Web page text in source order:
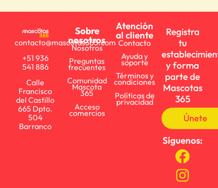
contacto@mascotas365.com
+51 936
541 886
Calle
Francisco
del Castillo
665 Dpto.
504
Barranco
Sobre
nosotros
Nosotros
Preguntas
frecuentes
Comunidad
Mascota
365
Acceso
comercios
Atención
al cliente
Contacto
Ayuda y
soporte
Términos y
condiciones
Políticas de
privacidad
Registra
tu
y forma
parte de
Mascotas
365
Únete
Síguenos: